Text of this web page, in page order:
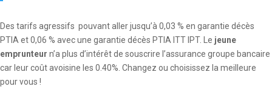
Des tarifs agressifs pouvant aller jusqu’à 0,03 % en garantie décès
PTIA et 0,06 % avec une garantie décès PTIA ITT IPT. Le jeune
emprunteur n’a plus d’intérêt de souscrire l’assurance groupe bancaire
car leur coût avoisine les 0.40%. Changez ou choisissez la meilleure
pour vous !